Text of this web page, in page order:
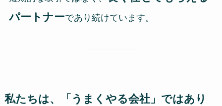
パートナーであり続けています。
私たちは、「うまくやる会社」ではあり